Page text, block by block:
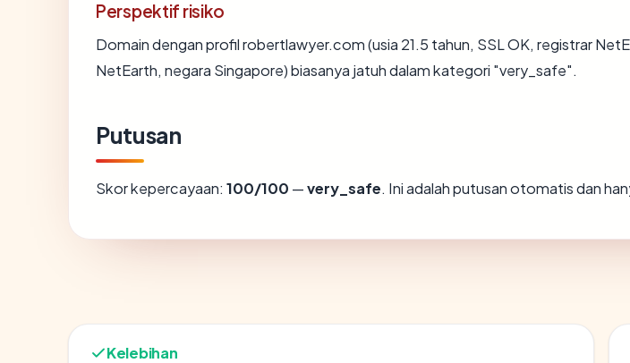
Perspektif risiko
Domain dengan profil robertlawyer.com (usia 21.5 tahun, SSL OK, registrar
NetEarth, negara Singapore) biasanya jatuh dalam kategori "very_safe".
Putusan
Skor kepercayaan: 100/100 —very_safe. Ini adalah putusan otomatis dan
Kelebihan